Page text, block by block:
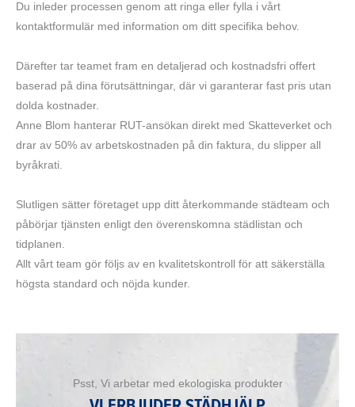
Du inleder processen genom att ringa eller fylla i vårt
kontaktformulär med information om ditt specifika behov.
Därefter tar teamet fram en detaljerad och kostnadsfri offert
baserad på dina förutsättningar, där vi garanterar fast pris utan
dolda kostnader.
Anne Blom hanterar RUT-ansökan direkt med Skatteverket och
drar av 50% av arbetskostnaden på din faktura, du slipper all
byråkrati.
Slutligen sätter företaget upp ditt återkommande städteam och
påbörjar tjänsten enligt den överenskomna städlistan och
tidplanen.
Allt vårt team gör följs av en kvalitetskontroll för att säkerställa
högsta standard och nöjda kunder.
Psst, Vi arbetar med ekologiska produkter